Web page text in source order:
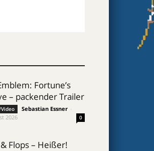
Fortune’s
– packender Trailer
Sebastian Essner
2026
0
Flops – Heißer!